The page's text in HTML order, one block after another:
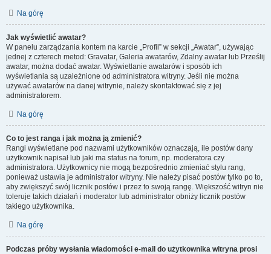
Na górę
Jak wyświetlić awatar?
W panelu zarządzania kontem na karcie „Profil” w sekcji „Awatar”, używając
jednej z czterech metod: Gravatar, Galeria awatarów, Zdalny awatar lub Prześlij
awatar, można dodać awatar. Wyświetlanie awatarów i sposób ich
wyświetlania są uzależnione od administratora witryny. Jeśli nie można
używać awatarów na danej witrynie, należy skontaktować się z jej
administratorem.
Na górę
Co to jest ranga i jak można ją zmienić?
Rangi wyświetlane pod nazwami użytkowników oznaczają, ile postów dany
użytkownik napisał lub jaki ma status na forum, np. moderatora czy
administratora. Użytkownicy nie mogą bezpośrednio zmieniać stylu rang,
ponieważ ustawia je administrator witryny. Nie należy pisać postów tylko po to,
aby zwiększyć swój licznik postów i przez to swoją rangę. Większość witryn nie
toleruje takich działań i moderator lub administrator obniży licznik postów
takiego użytkownika.
Na górę
Podczas próby wysłania wiadomości e-mail do użytkownika witryna prosi